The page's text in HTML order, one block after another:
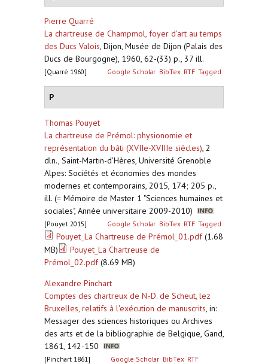
Pierre Quarré
La chartreuse de Champmol, foyer d'art au temps
des Ducs Valois, Dijon, Musée de Dijon (Palais des
Ducs de Bourgogne), 1960, 62-(33) p., 37 ill.
[Quarré 1960] Google Scholar BibTex RTF Tagged
P
Thomas Pouyet
La chartreuse de Prémol: physionomie et
représentation du bâti (XVIIe-XVIIIe siècles), 2
dln., Saint-Martin-d'Hères, Université Grenoble
Alpes: Sociétés et économies des mondes
modernes et contemporains, 2015, 174; 205 p.,
ill. (= Mémoire de Master 1 "Sciences humaines et
sociales", Année universitaire 2009-2010)
[Pouyet 2015] Google Scholar BibTex RTF Tagged
Pouyet_La Chartreuse de Prémol_01.pdf(1.68
MB)
Pouyet_La Chartreuse de
Prémol_02.pdf(8.69 MB)
Alexandre Pinchart
Comptes des chartreux de N.-D. de Scheut, lez
Bruxelles, relatifs à l'exécution de manuscrits, in:
Messager des sciences historiques ou Archives
des arts et de la bibliographie de Belgique, Gand,
1861, 142-150
[Pinchart 1861] Google Scholar BibTex RTF